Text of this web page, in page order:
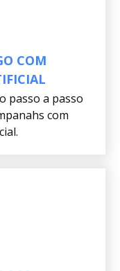
COM
passo a passo
com